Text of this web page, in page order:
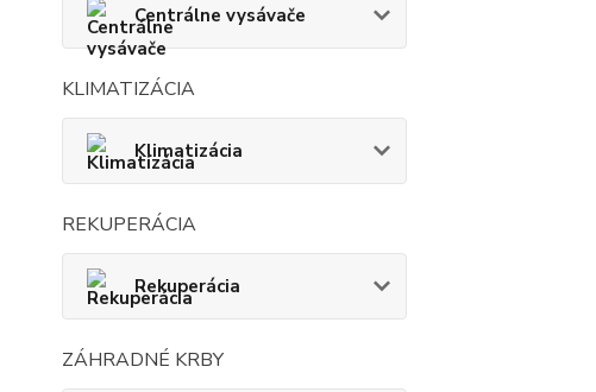
Centrálne vysávače
KLIMATIZÁCIA
Klimatizácia
REKUPERÁCIA
Rekuperácia
ZÁHRADNÉ KRBY